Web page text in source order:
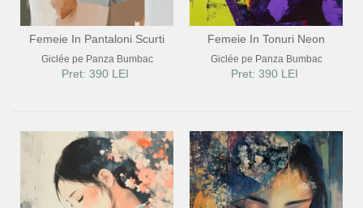
Femeie In Pantaloni Scurti
Giclée pe Panza Bumbac
Pret: 390 LEI
Femeie In Tonuri Neon
Giclée pe Panza Bumbac
Pret: 390 LEI